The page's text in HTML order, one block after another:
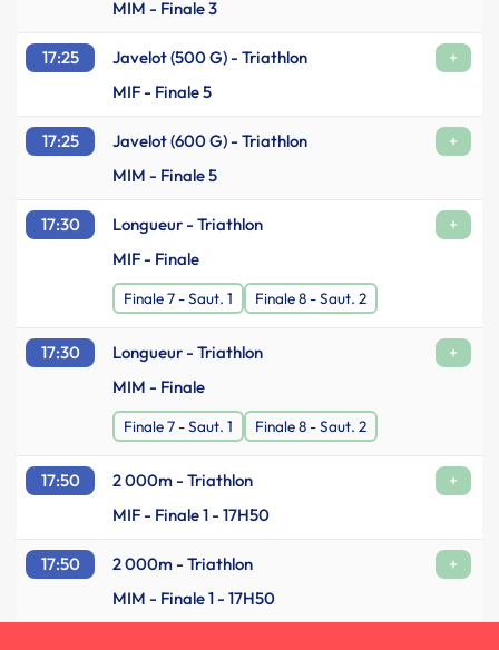
MIM - Finale 3
17:25 Javelot (500 G) - Triathlon
+
MIF - Finale 5
17:25 Javelot (600 G) - Triathlon
+
MIM - Finale 5
17:30 Longueur - Triathlon
+
MIF - Finale
Finale 7 - Saut. 1 Finale 8 - Saut. 2
17:30 Longueur - Triathlon
+
MIM - Finale
Finale 7 - Saut. 1 Finale 8 - Saut. 2
17:50 2 000m - Triathlon
+
MIF - Finale 1 - 17H50
17:50 2 000m - Triathlon
+
MIM - Finale 1 - 17H50